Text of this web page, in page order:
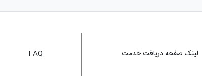
FAQ لینک صفحه دریافت خدمت